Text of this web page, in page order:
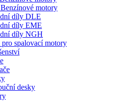
motory
díly DLE
díly EME
díly NGH
spalovací motory
desky